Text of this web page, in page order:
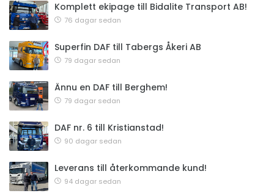
Komplett ekipage till Bidalite Transport AB!
76 dagar sedan
Superfin DAF till Tabergs Åkeri AB
79 dagar sedan
Ännu en DAF till Berghem!
79 dagar sedan
DAF nr. 6 till Kristianstad!
90 dagar sedan
Leverans till återkommande kund!
94 dagar sedan